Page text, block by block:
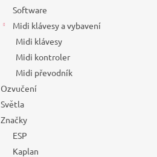
Software
Midi klávesy a vybavení
Midi klávesy
Midi kontroler
Midi převodník
Ozvučení
Světla
Značky
ESP
Kaplan